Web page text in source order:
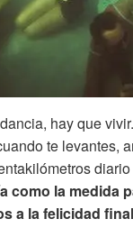
hay que
te levantes,
como la medida
a la felicidad